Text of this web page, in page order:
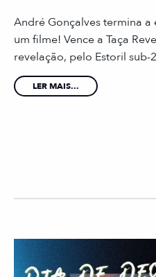
André Gonçalves termina
um filme! Vence a Taça
revelação, pelo Estoril sub-
LER MAIS...